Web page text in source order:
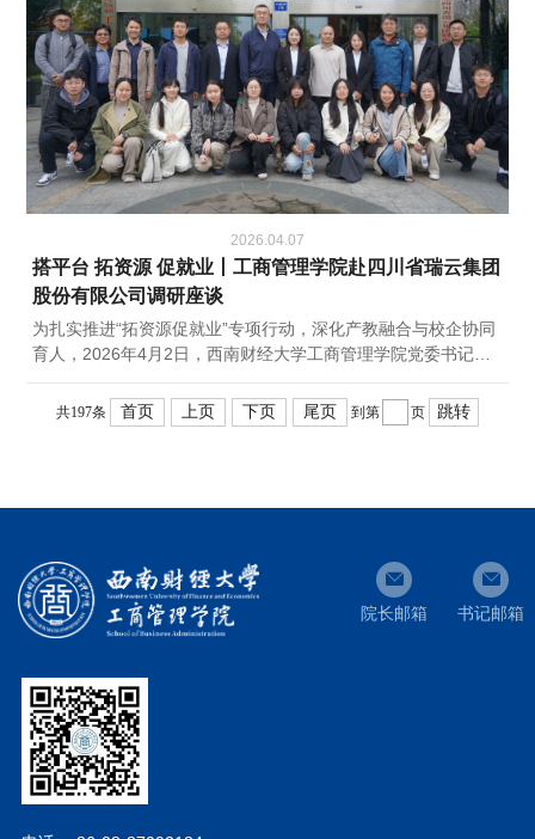
2026.04.07
搭平台 拓资源 促就业丨工商管理学院赴四川省瑞云集团
股份有限公司调研座谈
为扎实推进“拓资源促就业”专项行动，深化产教融合与校企协同
育人，2026年4月2日，西南财经大学工商管理学院党委书记郑
茂，党委副书记、纪委书记胡国平，党委副书记王昱夫，带领系
所教师、党政管理人员及学生代表，赴四川省瑞云集团股份有限
公司走访调研并座谈。集团董事长、执行长马银梅及中高层管理
团搭建校企长效合作平台、...
共197条 首页 上页 下页 尾页 到第 页 跳转
院长邮箱 书记邮箱